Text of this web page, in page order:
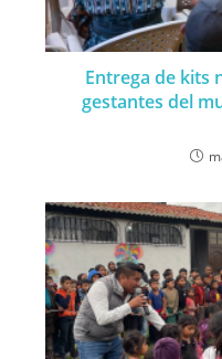
Entrega de kits
gestantes del